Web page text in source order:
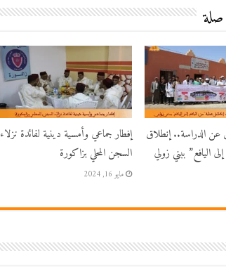
عن الدراسة.. إنطلاق
اليافع” ببني زولي
إفطار جماعي وأمسية دينية لفائدة نزلاء
السجن المحلي بزاكورة
مايو 16, 2024